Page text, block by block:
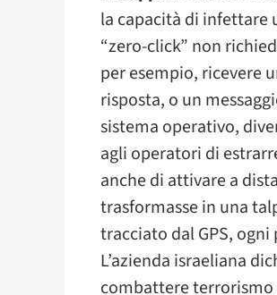
la capacità di infettare
“zero-click” non
per esempio, ricevere
risposta, o un
sistema operativo,
agli operatori di
anche di attivare a
trasformasse in una
tracciato dal GPS,
L’azienda israeliana
combattere